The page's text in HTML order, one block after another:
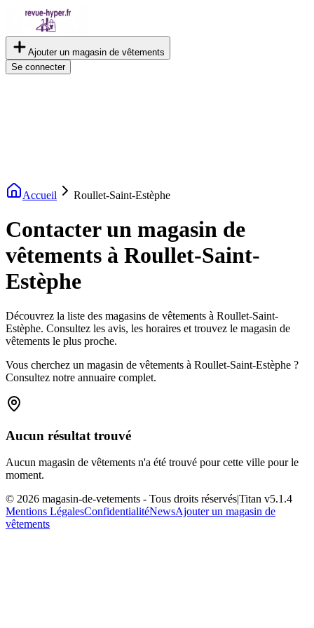
Ajouter un magasin de vêtements
Se connecter
Accueil Roullet-Saint-Estèphe
Contacter un magasin de
vêtements à Roullet-Saint-
Estèphe
Découvrez la liste des magasins de vêtements à Roullet-Saint-
Estèphe. Consultez les avis, les horaires et trouvez le magasin de
vêtements le plus proche.
Vous cherchez un magasin de vêtements à Roullet-Saint-Estèphe ?
Consultez notre annuaire complet.
Aucun résultat trouvé
Aucun magasin de vêtements n'a été trouvé pour cette ville pour le
moment.
© 2026 magasin-de-vetements - Tous droits réservés|Titan v5.1.4
Mentions LégalesConfidentialitéNewsAjouter un magasin de
vêtements